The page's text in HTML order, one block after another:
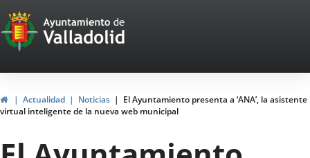
Portal
Web
del
Ayuntamiento
de
InicioActualidad Noticias
El Ayuntamiento presenta a ‘ANA’, la asistente
virtual inteligente de la nueva web municipal